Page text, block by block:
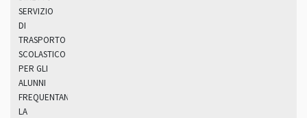
SERVIZIO
DI
TRASPORTO
SCOLASTICO
PER GLI
ALUNNI
FREQUENTANTI
LA